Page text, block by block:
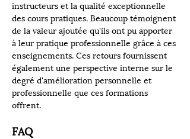
instructeurs et la qualité exceptionnelle
des cours pratiques. Beaucoup témoignent
de la valeur ajoutée qu'ils ont pu apporter
à leur pratique professionnelle grâce à ces
enseignements. Ces retours fournissent
également une perspective interne sur le
degré d'amélioration personnelle et
professionnelle que ces formations
offrent.
FAQ